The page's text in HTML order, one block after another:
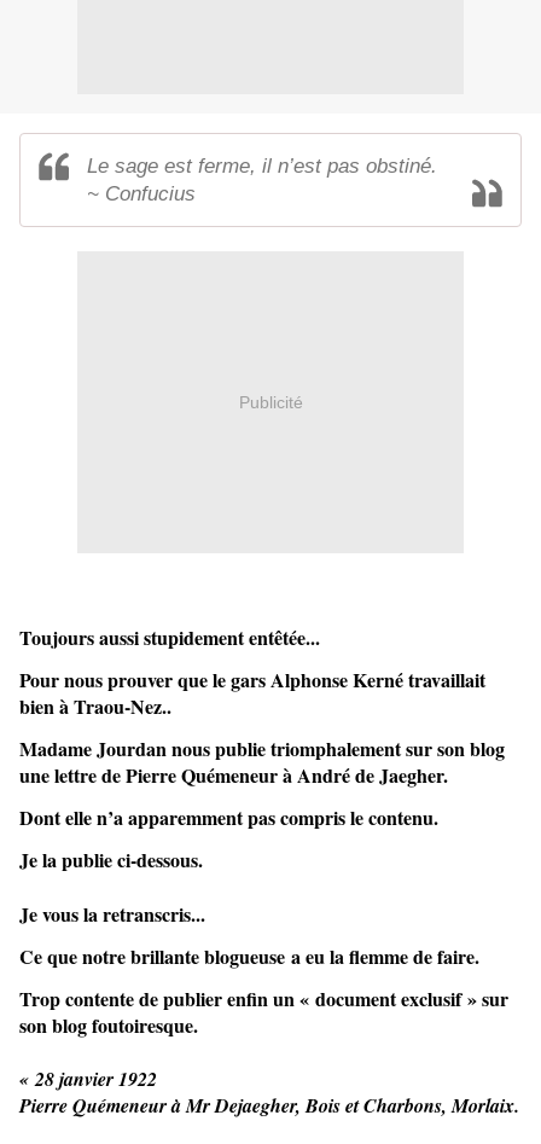
Le sage est ferme, il n’est pas obstiné.
~ Confucius
Publicité
Toujours aussi stupidement entêtée...
Pour nous prouver que le gars Alphonse Kerné travaillait
bien à Traou-Nez..
Madame Jourdan nous publie triomphalement sur son blog
une lettre de Pierre Quémeneur à André de Jaegher.
Dont elle n’a apparemment pas compris le contenu.
Je la publie ci-dessous.
Je vous la retranscris...
Ce que notre brillanteblogueuse a eu la flemme de faire.
Trop contente de publier enfin un « document exclusif » sur
son blog foutoiresque.
« 28 janvier 1922
Pierre Quémeneur à Mr Dejaegher, Bois et Charbons, Morlaix.